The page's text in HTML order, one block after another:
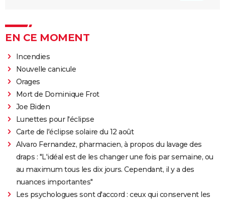
EN CE MOMENT
Incendies
Nouvelle canicule
Orages
Mort de Dominique Frot
Joe Biden
Lunettes pour l'éclipse
Carte de l'éclipse solaire du 12 août
Alvaro Fernandez, pharmacien, à propos du lavage des
draps : "L'idéal est de les changer une fois par semaine, ou
au maximum tous les dix jours. Cependant, il y a des
nuances importantes"
Les psychologues sont d'accord : ceux qui conservent les